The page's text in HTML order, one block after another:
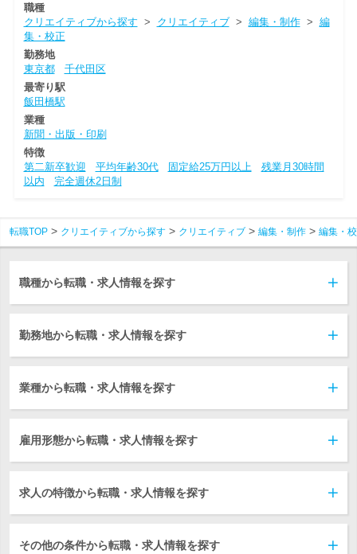
職種
クリエイティブから探す > クリエイティブ> 編集・制作> 編
集・校正
勤務地
東京都
千代田区
最寄り駅
飯田橋駅
業種
新聞・出版・印刷
特徴
第二新卒歓迎
平均年齢30代 固定給25万円以上
残業月30時間
以内
完全週休2日制
転職TOP クリエイティブから探す クリエイティブ 編集・制作 編集・
職種から転職・求人情報を探す
勤務地から転職・求人情報を探す
業種から転職・求人情報を探す
雇用形態から転職・求人情報を探す
求人の特徴から転職・求人情報を探す
その他の条件から転職・求人情報を探す